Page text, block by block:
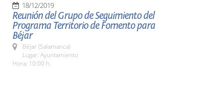
18/12/2019
Reunión del Grupo de Seguimiento del
Programa Territorio de Fomento para
Béjar
Béjar (Salamanca)
Lugar: Ayuntamiento
Hora: 10:00 h.